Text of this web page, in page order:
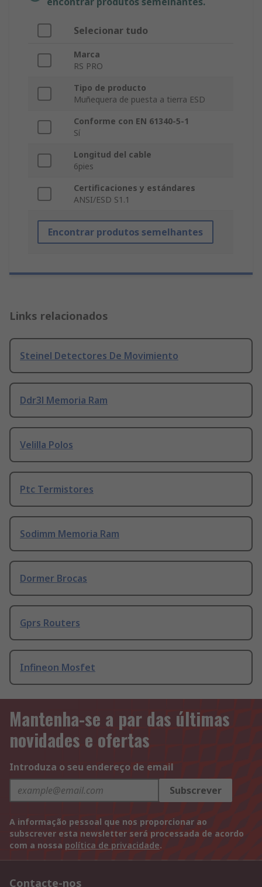
Selecionar tudo
Marca
RS PRO
Tipo de producto
Muñequera de puesta a tierra ESD
Conforme con EN 61340-5-1
Sí
Longitud del cable
6pies
Certificaciones y estándares
ANSI/ESD S1.1
Encontrar produtos semelhantes
Links relacionados
Steinel Detectores De Movimiento
Ddr3l Memoria Ram
Velilla Polos
Ptc Termistores
Sodimm Memoria Ram
Dormer Brocas
Gprs Routers
Infineon Mosfet
Mantenha-se a par das últimas
novidades e ofertas
Introduza o seu endereço de email
Subscrever
A informação pessoal que nos proporcionar ao
subscrever esta newsletter será processada de acordo
com a nossa política de privacidade.
Contacte-nos